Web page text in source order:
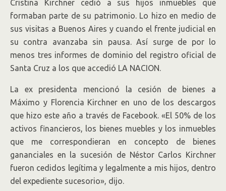
Cristina Kirchner cedió a sus hijos inmuebles que
formaban parte de su patrimonio. Lo hizo en medio de
sus visitas a Buenos Aires y cuando el frente judicial en
su contra avanzaba sin pausa. Así surge de por lo
menos tres informes de dominio del registro oficial de
Santa Cruz a los que accedió LA NACION.
La ex presidenta mencionó la cesión de bienes a
Máximo y Florencia Kirchner en uno de los descargos
que hizo este año a través de Facebook. «El 50% de los
activos financieros, los bienes muebles y los inmuebles
que me correspondieran en concepto de bienes
gananciales en la sucesión de Néstor Carlos Kirchner
fueron cedidos legítima y legalmente a mis hijos, dentro
del expediente sucesorio», dijo.